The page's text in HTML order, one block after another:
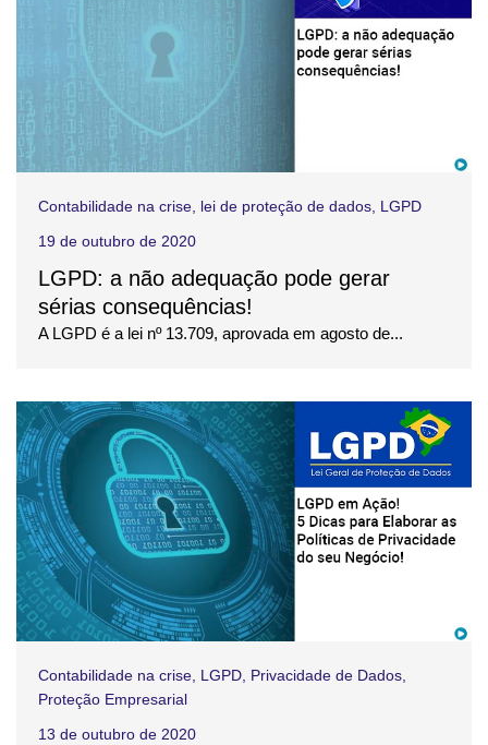
Contabilidade na crise, lei de proteção de dados, LGPD
19 de outubro de 2020
LGPD: a não adequação pode gerar
sérias consequências!
A LGPD é a lei nº 13.709, aprovada em agosto de...
Contabilidade na crise, LGPD, Privacidade de Dados,
Proteção Empresarial
13 de outubro de 2020